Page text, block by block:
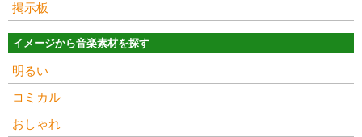
掲示板
イメージから音楽素材を探す
明るい
コミカル
おしゃれ